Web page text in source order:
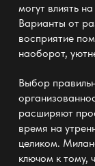
могут влиять
Варианты от
восприятие
наоборот,
Выбор
расширяют
время на
целиком.
ключом к тому,